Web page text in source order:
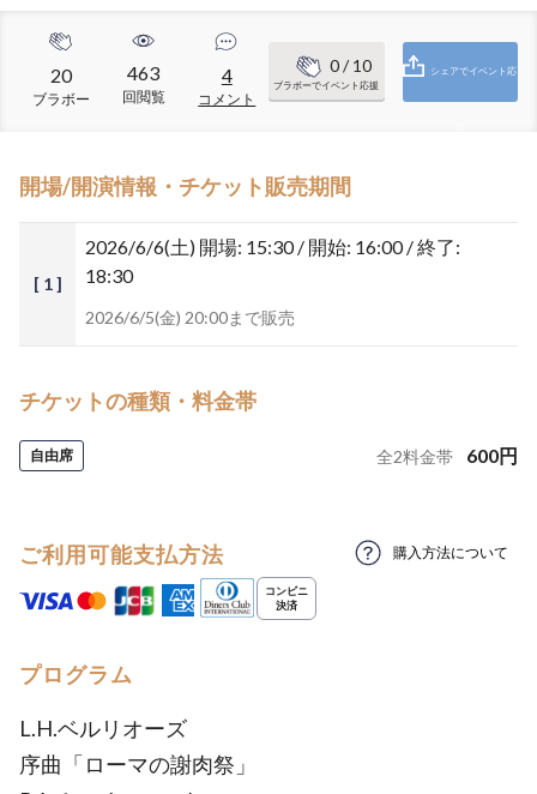
20
ブラボー
463
回閲覧
4
コメント
0/ 10
ブラボーでイベント応援
シェアでイベント応
開場/開演情報・チケット販売期間
[ 1 ]
2026/6/6(土) 開場: 15:30 / 開始: 16:00 / 終了:
18:30
2026/6/5(金) 20:00まで販売
チケットの種類・料金帯
自由席 全2料金帯 600円
ご利用可能支払方法 購入方法について
プログラム
L.H.ベルリオーズ
序曲「ローマの謝肉祭」